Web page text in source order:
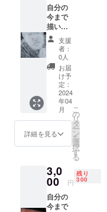
チョー
ク等で
描いた
も
の）
自分の
今まで
描いた
1.000枚
の似顔
絵のコ
ピー ・
数十点
・A４サ
イズ ・
シャー
ペン
鉛筆
クレヨ
ン 筆
筆
チョー
ク等
支援
者：
0人
お届
け予
定：
2024
年04
月
詳細を見る
こ
の
リ
タ
ー
ン
を
選
択
す
る
3,0
00 円
残り
300
自分の
今まで